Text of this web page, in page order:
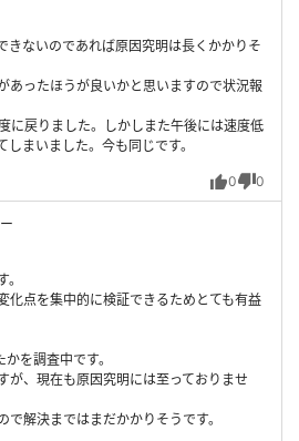
0 0
きないのであれば原因究明は長くかかりそ
あったほうが良いかと思いますので状況報
に戻りました。しかしまた午後には速度低
まいました。今も同じです。
化点を集中的に検証できるためとても有益
を調査中です。
が、現在も原因究明には至っておりませ
で解決まではまだかかりそうです。